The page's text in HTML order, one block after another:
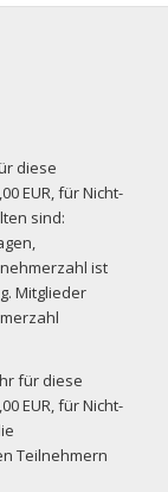
diese
EUR, für Nicht-
sind:
ist
Mitglieder
für diese
EUR, für Nicht-
Teilnehmern